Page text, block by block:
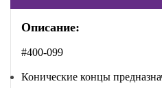
Описание:
#400-099
Конические концы